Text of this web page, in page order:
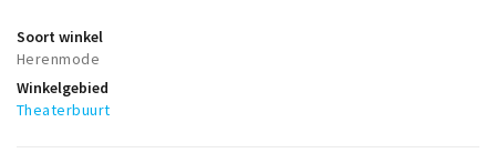
Baroniepoorten
Sport
Soort winkel
Herenmode
Winkelgebied
Theaterbuurt